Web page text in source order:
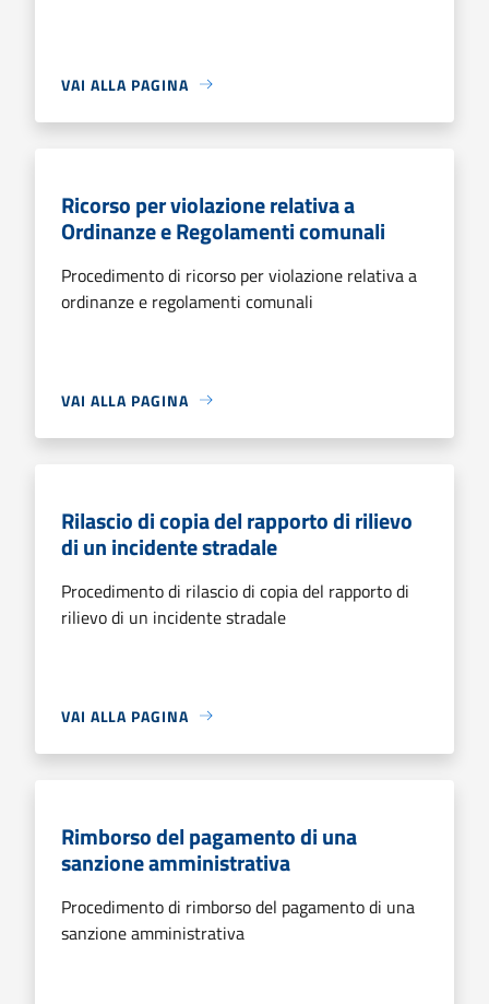
VAI ALLA PAGINA
Ricorso per violazione relativa a
Ordinanze e Regolamenti comunali
Procedimento di ricorso per violazione relativa a
ordinanze e regolamenti comunali
VAI ALLA PAGINA
Rilascio di copia del rapporto di rilievo
di un incidente stradale
Procedimento di rilascio di copia del rapporto di
rilievo di un incidente stradale
VAI ALLA PAGINA
Rimborso del pagamento di una
sanzione amministrativa
Procedimento di rimborso del pagamento di una
sanzione amministrativa